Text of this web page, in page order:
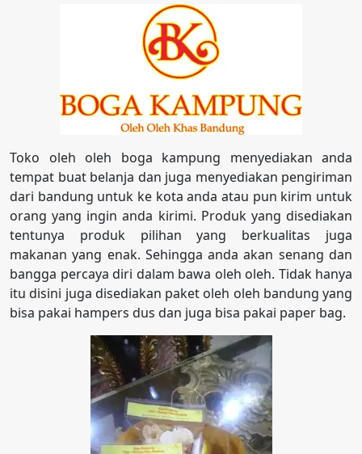
Toko oleh oleh boga kampung menyediakan anda
tempat buat belanja dan juga menyediakan pengiriman
dari bandung untuk ke kota anda atau pun kirim untuk
orang yang ingin anda kirimi. Produk yang disediakan
tentunya produk pilihan yang berkualitas juga
makanan yang enak. Sehingga anda akan senang dan
bangga percaya diri dalam bawa oleh oleh. Tidak hanya
itu disini juga disediakan paket oleh oleh bandung yang
bisa pakai hampers dus dan juga bisa pakai paper bag.